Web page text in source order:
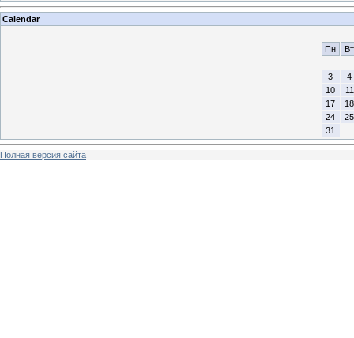
Calendar
Пн
Вт
3
4
10
11
17
18
24
25
31
Полная версия сайта